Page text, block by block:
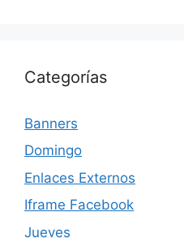
Categorías
Banners
Domingo
Enlaces Externos
Iframe Facebook
Jueves